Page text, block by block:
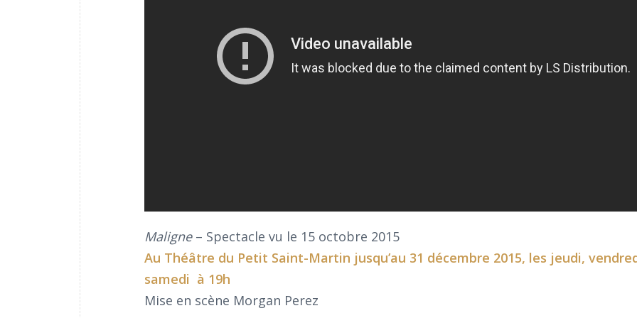
Maligne– Spectacle vu le 15 octobre 2015
Au Théâtre du Petit Saint-Martin jusqu’au 31 décembre 2015, les jeudi,
samedi à 19h
Mise en scène Morgan Perez